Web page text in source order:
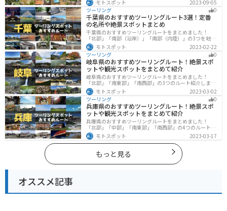
然豊かな山々や湖、温泉地が点在し、四季折々の景色を
楽しめるスポットが多数あります。バイクで九州にツー
リングに行く際は参考にしてください。
モトスポット
2023-09-05
ツーリング
0
千葉県のおすすめツーリングルート3選！定番
の名所や絶景スポットまとめ
千葉県のおすすめツーリングルートをまとめました！
「北部」「南部（沿岸）」「南部（内陸）」の3つを地域
別で紹介します！千葉は首都圏からのアクセスも良く、
海と山どちらも堪能できるのでツーリングには最適な場
所です。
モトスポット
2023-02-22
ツーリング
0
岐阜県のおすすめツーリングルート！絶景スポ
ットや観光スポットをまとめて紹介
岐阜県のおすすめツーリングルートをまとめました！
「北部」「南東部」「南西部」の3つのルート紹介しま
す。自然豊かな山が充実しており、山を生かした施設や
グルメ、絶景スポットなど、自然を満喫するツーリング
ができます。バイクで岐阜県にツーリングに行く際は参
考にしてください。
モトスポット
2023-03-02
ツーリング
0
兵庫県のおすすめツーリングルート！絶景スポ
ットや観光スポットをまとめて紹介
兵庫県のおすすめツーリングルートをまとめました！
「北部」「中部」「南東部」「南西部」の4つのルート紹
介します。自然豊かな山を堪能できる北部と中部、街中
で海辺の南部と違った楽しみ方ができます。バイクで兵
庫県にツーリングに行く際は参考にしてください。
モトスポット 2023-03-17
もっと見る
オススメ記事